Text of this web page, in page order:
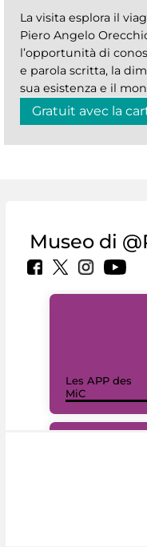
La visita esplora il
Piero Angelo
l’opportunità di
e parola scritta, la
sua esistenza e il
Gratuit avec la
Museo di
Les APP des
MiC